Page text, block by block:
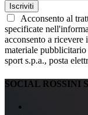
Iscriviti
Acconsento al
specificate
acconsento a
materiale
sport s.p.a., posta
SOCIAL ROSSINI